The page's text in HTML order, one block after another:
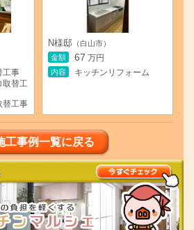
工事
取替工
替工事
N様邸 （白山市）
金額
67 万円
内容
キッチンリフォーム
工事例一覧に戻る